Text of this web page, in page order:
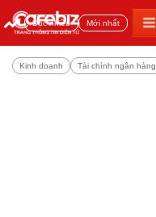
Đọc nhiều Mới nhất
Kinh doanh Tài chính ngân hàng